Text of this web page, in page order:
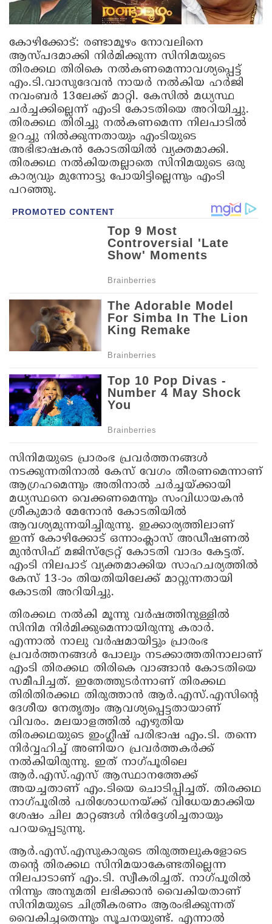
കോഴിക്കോട്: രണ്ടാമൂഴം നോവലിനെ
ആസ്പദമാക്കി നിര്‍മിക്കുന്ന സിനിമയുടെ
തിരക്കഥ തിരികെ നല്‍കണമെന്നാവശ്യപ്പെട്ട്
എം.ടി.വാസുദേവന്‍ നായര്‍ നല്‍കിയ ഹര്‍ജി
നവംബര്‍ 13ലേക്ക് മാറ്റി. കേസില്‍ മധ്യസ്ഥ
ചര്‍ച്ചക്കില്ലെന്ന് എംടി കോടതിയെ അറിയിച്ചു.
തിരക്കഥ തിരിച്ചു നല്‍കണമെന്ന നിലപാടില്‍
ഉറച്ചു നില്‍ക്കുന്നതായും എംടിയുടെ
അഭിഭാഷകന്‍ കോടതിയില്‍ വ്യക്തമാക്കി.
തിരക്കഥ നല്‍കിയതല്ലാതെ സിനിമയുടെ ഒരു
കാര്യവും മുന്നോട്ടു പോയിട്ടില്ലെന്നും എംടി
പറഞ്ഞു.
സിനിമയുടെ പ്രാരംഭ പ്രവര്‍ത്തനങ്ങള്‍
നടക്കുന്നതിനാല്‍ കേസ് വേഗം തീരണമെന്നാണ്
ആഗ്രഹമെന്നും അതിനാല്‍ ചര്‍ച്ചയ്ക്കായി
മധ്യസ്ഥനെ വെക്കണമെന്നും സംവിധായകന്‍
ശ്രീകുമാര്‍ മേനോന്‍ കോടതിയില്‍
ആവശ്യമുന്നയിച്ചിരുന്നു. ഇക്കാര്യത്തിലാണ്
ഇന്ന് കോഴിക്കോട് ഒന്നാംക്ലാസ് അഡീഷണല്‍
മുന്‍സിഫ് മജിസ്ട്രേറ്റ് കോടതി വാദം കേട്ടത്.
എംടി നിലപാട് വ്യക്തമാക്കിയ സാഹചര്യത്തില്‍
കേസ് 13-ാം തിയതിയിലേക്ക് മാറ്റുന്നതായി
കോടതി അറിയിച്ചു.
തിരക്കഥ നല്‍കി മൂന്നു വര്‍ഷത്തിനുള്ളില്‍
സിനിമ നിര്‍മിക്കുമെന്നായിരുന്നു കരാര്‍.
എന്നാല്‍ നാലു വര്‍ഷമായിട്ടും പ്രാരംഭ
പ്രവര്‍ത്തനങ്ങള്‍ പോലും നടക്കാത്തതിനാലാണ്
എംടി തിരക്കഥ തിരികെ വാങ്ങാന്‍ കോടതിയെ
സമീപിച്ചത്. ഇതേത്തുടര്‍ന്നാണ് തിരക്കഥ
തിരിതിരക്കഥ തിരുത്താന്‍ ആര്‍.എസ്.എസിന്റെ
ദേശീയ നേതൃത്വം ആവശ്യപ്പെട്ടതായാണ്
വിവരം. മലയാളത്തില്‍ എഴുതിയ
തിരക്കഥയുടെ ഇംഗ്ലീഷ് പരിഭാഷ എം.ടി. തന്നെ
നിര്‍വ്വഹിച്ച് അണിയറ പ്രവര്‍ത്തകര്‍ക്ക്
നല്‍കിയിരുന്നു. ഇത് നാഗ്പൂരിലെ
ആര്‍.എസ്.എസ് ആസ്ഥാനത്തേക്ക്
അയച്ചതാണ് എം.ടിയെ ചൊടിപ്പിച്ചത്. തിരക്കഥ
നാഗ്പൂരില്‍ പരിശോധനയ്ക്ക് വിധേയമാക്കിയ
ശേഷം ചില മാറ്റങ്ങള്‍ നിര്‍ദ്ദേശിച്ചതായും
പറയപ്പെടുന്നു.
ആര്‍.എസ്.എസുകാരുടെ തിരുത്തലുകളോടെ
തന്റെ തിരക്കഥ സിനിമയാകേണ്ടതില്ലെന്ന
നിലപാടാണ് എം.ടി. സ്വീകരിച്ചത്. നാഗ്പൂരില്‍
നിന്നും അനുമതി ലഭിക്കാന്‍ വൈകിയതാണ്
സിനിമയുടെ ചിത്രീകരണം ആരംഭിക്കുന്നത്
വൈകിച്ചതെന്നും സൂചനയുണ്ട്. എന്നാല്‍